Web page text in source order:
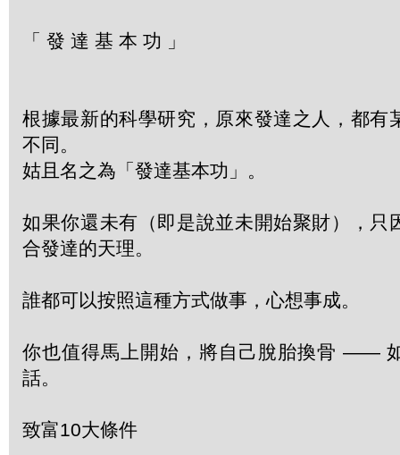
「 發 達 基 本 功 」
根據最新的科學研究，原來發達之人，都有
不同。
姑且名之為「發達基本功」。
如果你還未有（即是說並未開始聚財），只
合發達的天理。
誰都可以按照這種方式做事，心想事成。
你也值得馬上開始，將自己脫胎換骨 ——
話。
致富10大條件